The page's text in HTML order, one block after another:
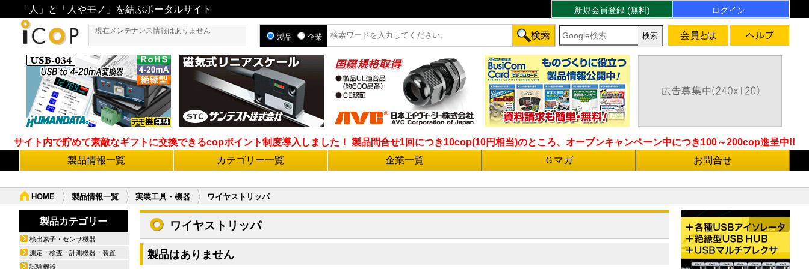
「人」と「人やモノ」を結ぶポータルサイト ログイン
新規会員登録 (無料)
現在メンテナンス情報はありません
製品 企業
サイト内で貯めて素敵なギフトに交換できるcopポイント制度導入しました！ 製品問合せ1回につき10cop(10円相当)のところ、オープンキャンペーン中につき100～200cop進呈中!!
製品情報一覧
カテゴリー一覧 企業一覧 Ｇマガ お問合せ
HOME 製品情報一覧 実装工具・機器 ワイヤストリッパ
ワイヤストリッパ
製品はありません
製品カテゴリー
検出素子・センサ機器
測定・検査・計測機器・装置
試験機器